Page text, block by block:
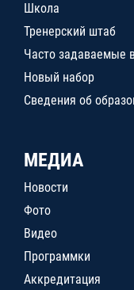
Школа
Тренерский штаб
Часто задаваемые
Новый набор
Сведения об
МЕДИА
Новости
Фото
Видео
Программки
Аккредитация